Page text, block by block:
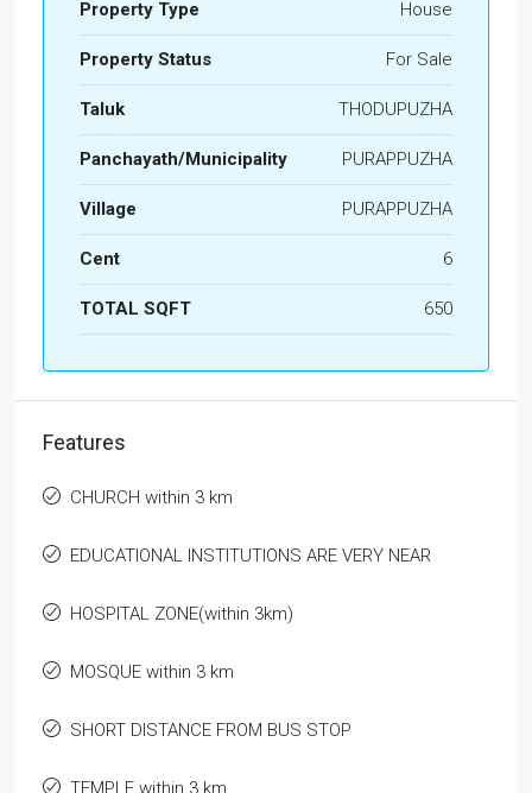
Property Type House
Property Status For Sale
Taluk THODUPUZHA
Panchayath/Municipality PURAPPUZHA
Village PURAPPUZHA
Cent 6
TOTAL SQFT 650
Features
CHURCH within 3 km
EDUCATIONAL INSTITUTIONS ARE VERY NEAR
HOSPITAL ZONE(within 3km)
MOSQUE within 3 km
SHORT DISTANCE FROM BUS STOP
TEMPLE within 3 km